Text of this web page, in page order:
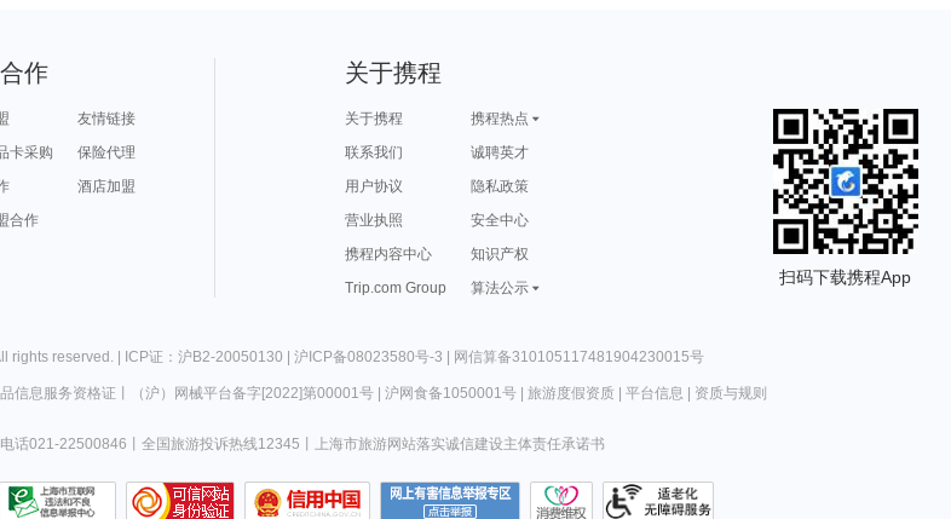
作
友情链接
卡采购
保险代理
酒店加盟
合作
关于携程
关于携程
携程热点
联系我们
诚聘英才
用户协议
隐私政策
营业执照
安全中心
携程内容中心
知识产权
Trip.com Group
算法公示
扫码下载携程App
rights reserved. | ICP证：沪B2-20050130 | 沪ICP备08023580号-3 | 网信算备310105117481904230015号
信息服务资格证 （沪）网械平台备字[2022]第00001号| 沪网食备1050001号| 旅游度假资质| 平台信息 资质与规则
话021-22500846 全国旅游投诉热线12345 上海市旅游网站落实诚信建设主体责任承诺书